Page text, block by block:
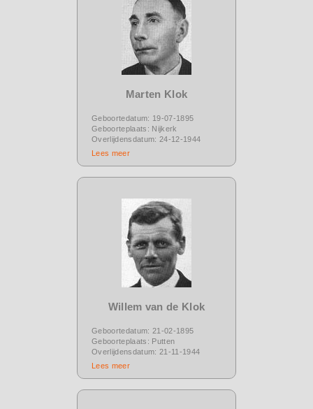
Marten Klok
Geboortedatum: 19-07-1895
Geboorteplaats: Nijkerk
Overlijdensdatum: 24-12-1944
Lees meer
Willem van de Klok
Geboortedatum: 21-02-1895
Geboorteplaats: Putten
Overlijdensdatum: 21-11-1944
Lees meer